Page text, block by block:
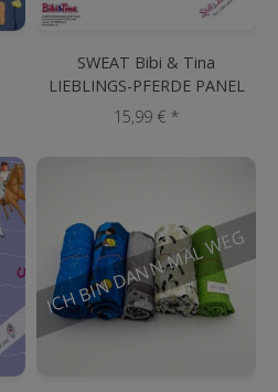
SWEAT Bibi & Tina
LIEBLINGS-PFERDE PANEL
Flieder
15,99 € *
ICH BIN DANN MAL WEG